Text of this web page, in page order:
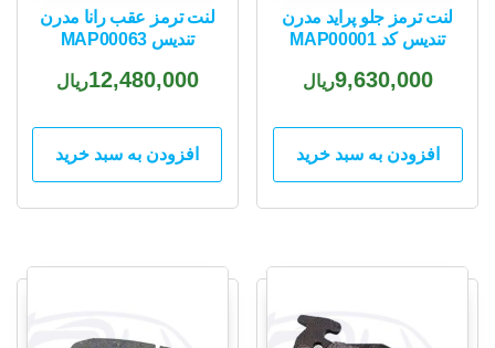
لنت ترمز جلو پراید مدرن
تندیس کد MAP00001
9,630,000ریال
افزودن به سبد خرید
لنت ترمز عقب رانا مدرن
تندیس MAP00063
12,480,000ریال
افزودن به سبد خرید